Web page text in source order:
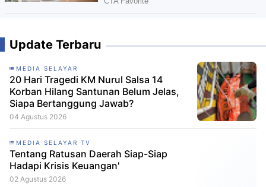
Update Terbaru
MEDIA SELAYAR
20 Hari Tragedi KM Nurul Salsa 14
Korban Hilang Santunan Belum Jelas,
Siapa Bertanggung Jawab?
04 Agustus 2026
MEDIA SELAYAR TV
Tentang Ratusan Daerah Siap-Siap
Hadapi Krisis Keuangan'
02 Agustus 2026